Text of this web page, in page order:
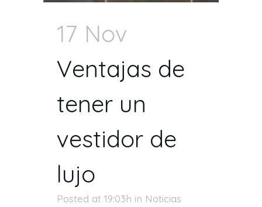
17 Nov
Ventajas de
tener un
vestidor de
lujo
Posted at 19:03h in Noticias